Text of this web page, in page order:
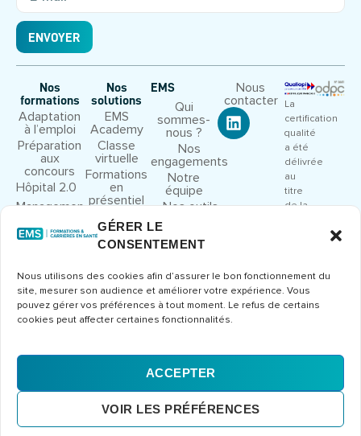
GÉRER LE
CONSENTEMENT
Nous utilisons des cookies afin d’assurer le bon fonctionnement du
site, mesurer son audience et améliorer votre expérience. Vous
pouvez gérer vos préférences à tout moment. Le refus de certains
cookies peut affecter certaines fonctionnalités.
ACCEPTER
VOIR LES PRÉFÉRENCES
ENVOYER
Nos
formations
Adaptation
à l’emploi
Préparation
aux
concours
Hôpital 2.0
Management
Droit et
Congrès et
séminaires
Formations
métier
Nos
solutions
EMS
Academy
Classe
virtuelle
Formations
en
présentiel
EMS
Qui
sommes-
nous ?
Nos
engagements
Notre
équipe
Nos outils
pédagogiques
Nous
rejoindre
Nous
contacter
La
certification
qualité
a été
délivrée
au
titre
de la
ACTIONS
DE
FORMATION
Mentions
confidentialité
© 2026 Europe Management
Santé – Tous droits réservés
Conception et développementErdéros Studio